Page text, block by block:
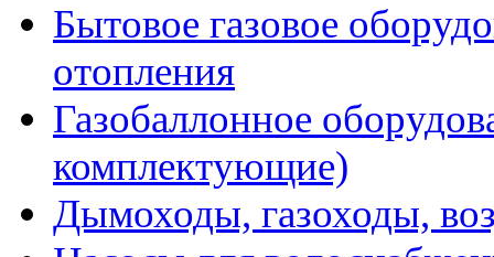
Бытовое газовое
отопления
Газобаллонное
комплектующие)
Дымоходы, газоходы,